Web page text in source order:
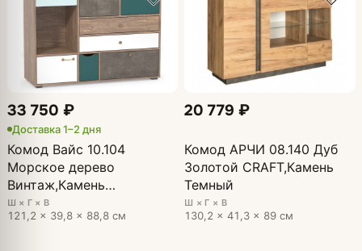
33 750 ₽
Доставка 1–2 дня
Комод Вайс 10.104
Морское дерево
Винтаж,Камень
Темный,Бензин,Белый
премиум
Ш × Г × В
121,2 × 39,8 × 88,8 см
20 779 ₽
Комод АРЧИ 08.140 Дуб
Золотой CRAFT,Камень
Темный
Ш × Г × В
130,2 × 41,3 × 89 см